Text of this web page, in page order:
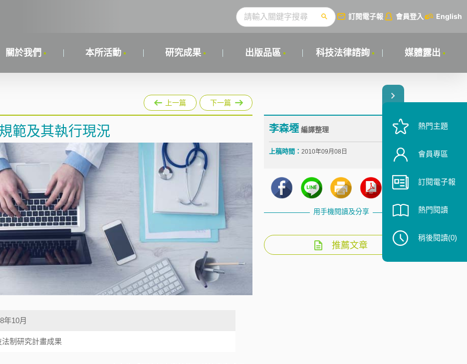
訂閱電子報 會員登入 English
關於我們 本所活動 研究成果 出版品區 科技法律諮詢 媒體露出
上一篇 下一篇
範及其執行現況
年10月
制研究計畫成果
李森堙編譯整理
上稿時間： 2010年09月08日
用手機閱讀及分享
推薦文章
熱門主題
會員專區
訂閱電子報
熱門閱讀
稍後閱讀(0)